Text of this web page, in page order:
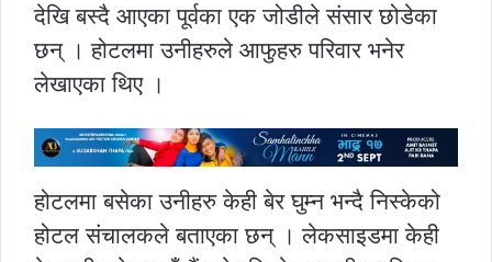
देखि बस्दै आएका पूर्वका एक जोडीले संसार छोडेका
छन् । होटलमा उनीहरुले आफुहरु परिवार भनेर
लेखाएका थिए ।
होटलमा बसेका उनीहरु केही बेर घुम्न भन्दै निस्केको
होटल संचालकले बताएका छन् । लेकसाइडमा केही